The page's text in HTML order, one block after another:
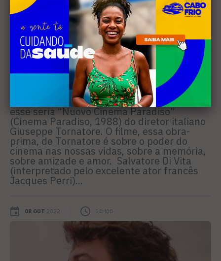
A força e beleza do imaginário em Nuovo Cinema
Se tivesse um filme, um único filme, que
pudesse escolher de todos que vi na vida,
esse seria “Nuovo Cinema Paradiso”
(Cinema Paradiso, 1988) do diretor italiano
Giuseppe Tornatore. O filme, essa obra-
prima, de Tornatore é sobre o poder do
cinema nas nossas vidas, sobre a memória,
sobre amizade e amor. Salvatore Di Vita
(interpretado pelo excelente ator francês
Jacques Perri)...
08 OUT 2022 14H00